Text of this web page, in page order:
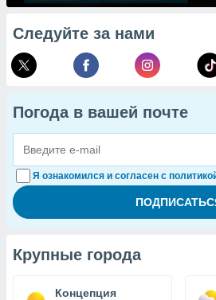
Следуйте за нами
Погода в вашей почте
Я ознакомился и согласен с
Крупные города
Концепция